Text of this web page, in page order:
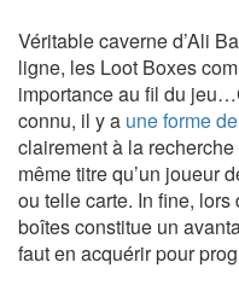
Véritable caverne d’Ali
ligne, les Loot Boxes
importance au fil du
connu, il y a une forme
clairement à la
même titre qu’un joueur
ou telle carte. In fine, lors
boîtes constitue un
faut en acquérir pour